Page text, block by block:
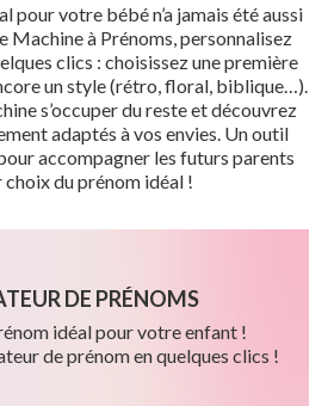
pour votre bébé n’a jamais été aussi
Machine à Prénoms, personnalisez
clics : choisissez une première
un style (rétro, floral, biblique…).
s’occuper du reste et découvrez
adaptés à vos envies. Un outil
accompagner les futurs parents
choix du prénom idéal !
DE PRÉNOMS
idéal pour votre enfant !
de prénom en quelques clics !